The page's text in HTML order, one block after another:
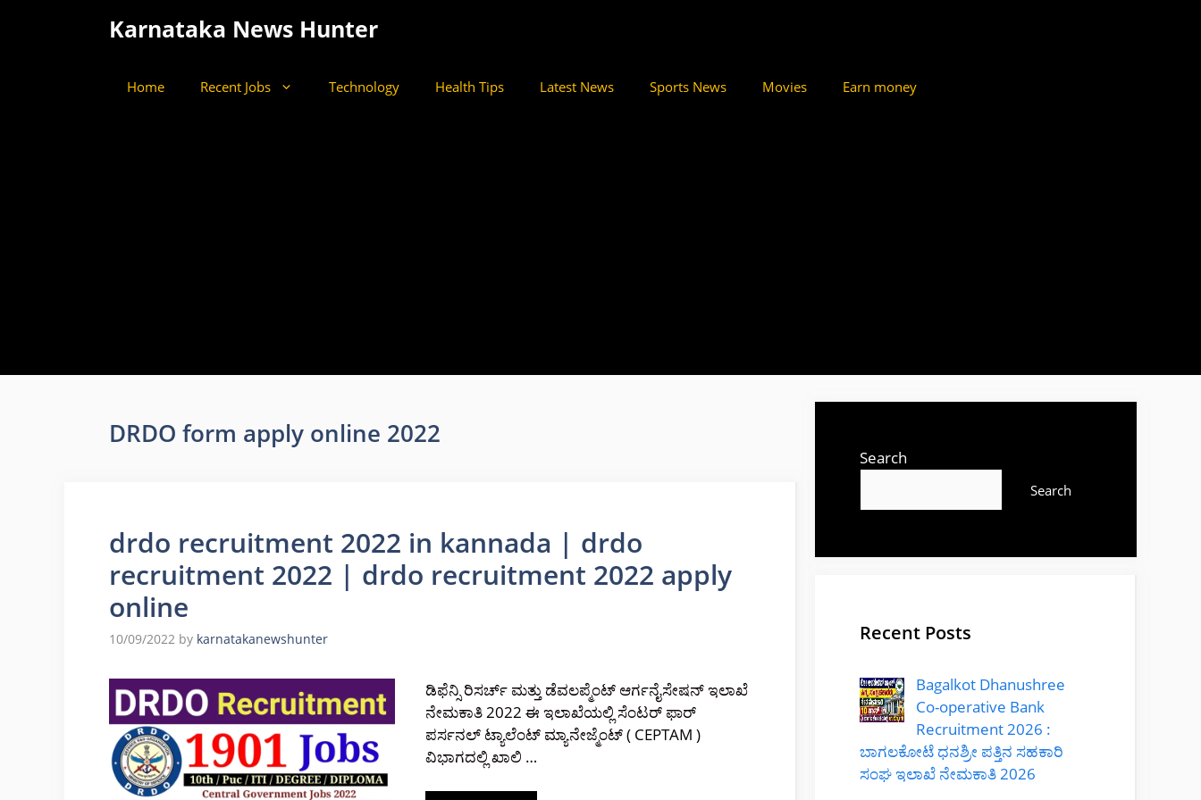
Karnataka News Hunter
Home Recent Jobs Technology Health Tips Latest News Sports News Movies Earn money
DRDO form apply online 2022
drdo recruitment 2022 in kannada | drdo
recruitment 2022 | drdo recruitment 2022 apply
online
10/09/2022 by karnatakanewshunter
ಡಿಫೆನ್ಸಿ ರಿಸರ್ಚ್ ಮತ್ತು ಡೆವಲಪ್ಮೆಂಟ್ ಆರ್ಗನೈಸೇಷನ್ ಇಲಾಖೆ
ನೇಮಕಾತಿ 2022 ಈ ಇಲಾಖೆಯಲ್ಲಿ ಸೆಂಟರ್ ಫಾರ್
ಪರ್ಸನಲ್ ಟ್ಯಾಲೆಂಟ್ ಮ್ಯಾನೇಜ್ಮೆಂಟ್ ( CEPTAM )
ವಿಭಾಗದಲ್ಲಿ ಖಾಲಿ …
Search
Search
Recent Posts
Bagalkot Dhanushree
Co-operative Bank
Recruitment 2026 :
ಬಾಗಲಕೋಟೆ ಧನಶ್ರೀ ಪತ್ತಿನ ಸಹಕಾರಿ
ಸಂಘ ಇಲಾಖೆ ನೇಮಕಾತಿ 2026